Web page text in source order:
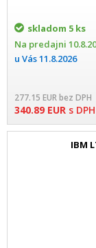
skladom 5 ks
Na predajni
u Vás11.8.2026
277.15 EURbez DPH
340.89 EUR s DPH
IBM